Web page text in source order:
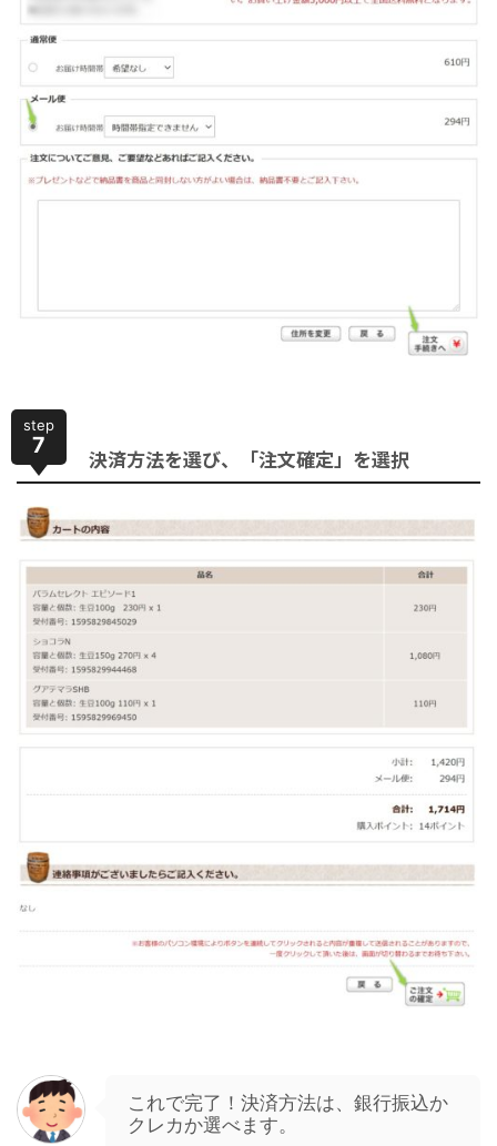
step
7 決済方法を選び、「注文確定」を選択
これで完了！決済方法は、銀行振込か
クレカか選べます。